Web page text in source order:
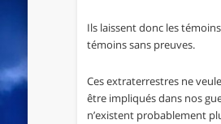
Ils laissent donc les
témoins sans preuves.
Ces extraterrestres ne
être impliqués dans nos
n’existent probablement